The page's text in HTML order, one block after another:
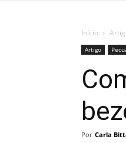
Início
Artigo
Por Carla